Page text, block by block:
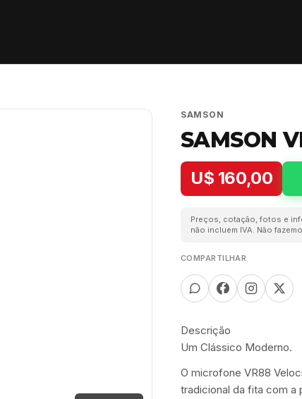
SAMSON
SAMSON
U$ 160,00
Preços, cotação, fotos e
não incluem IVA. Não
COMPARTILHAR
Descrição
Um Clássico Moderno.
O microfone VR88
tradicional da fita com a